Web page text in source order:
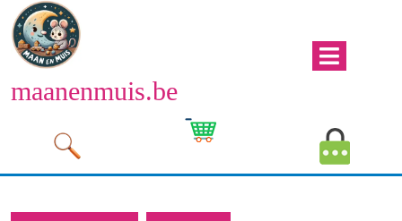
Naar
de
inhoud
maanenmuis.be
Winkelwagen